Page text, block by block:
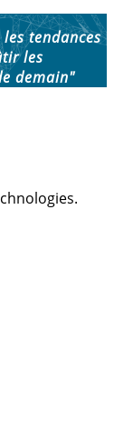
tendances
les
demain"